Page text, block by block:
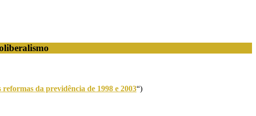
da previdência de 1998 e 2003“)